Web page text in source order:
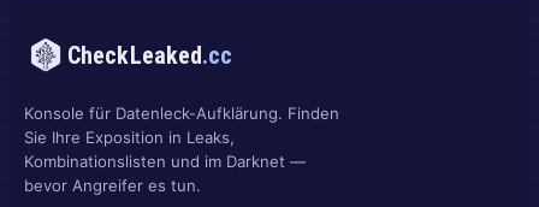
CheckLeaked.cc
Konsole für Datenleck-Aufklärung. Finden
Sie Ihre Exposition in Leaks,
Kombinationslisten und im Darknet —
bevor Angreifer es tun.